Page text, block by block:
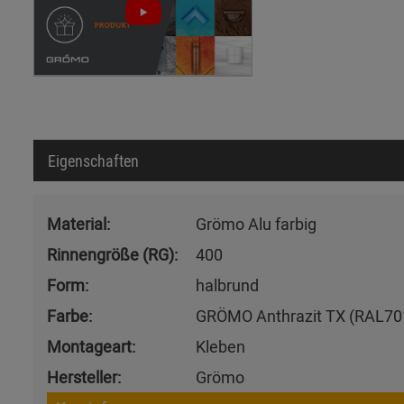
Eigenschaften
Material:
Grömo Alu farbig
Rinnengröße (RG):
400
Form:
halbrund
Farbe:
GRÖMO Anthrazit TX
Montageart:
Kleben
Hersteller:
Grömo